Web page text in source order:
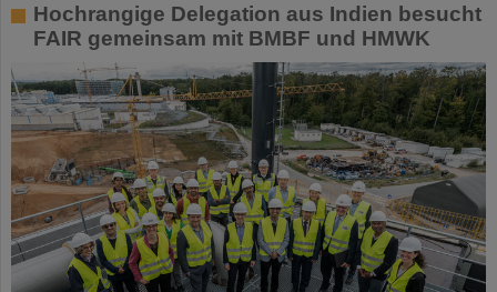
Hochrangige Delegation aus Indien besucht
FAIR gemeinsam mit BMBF und HMWK